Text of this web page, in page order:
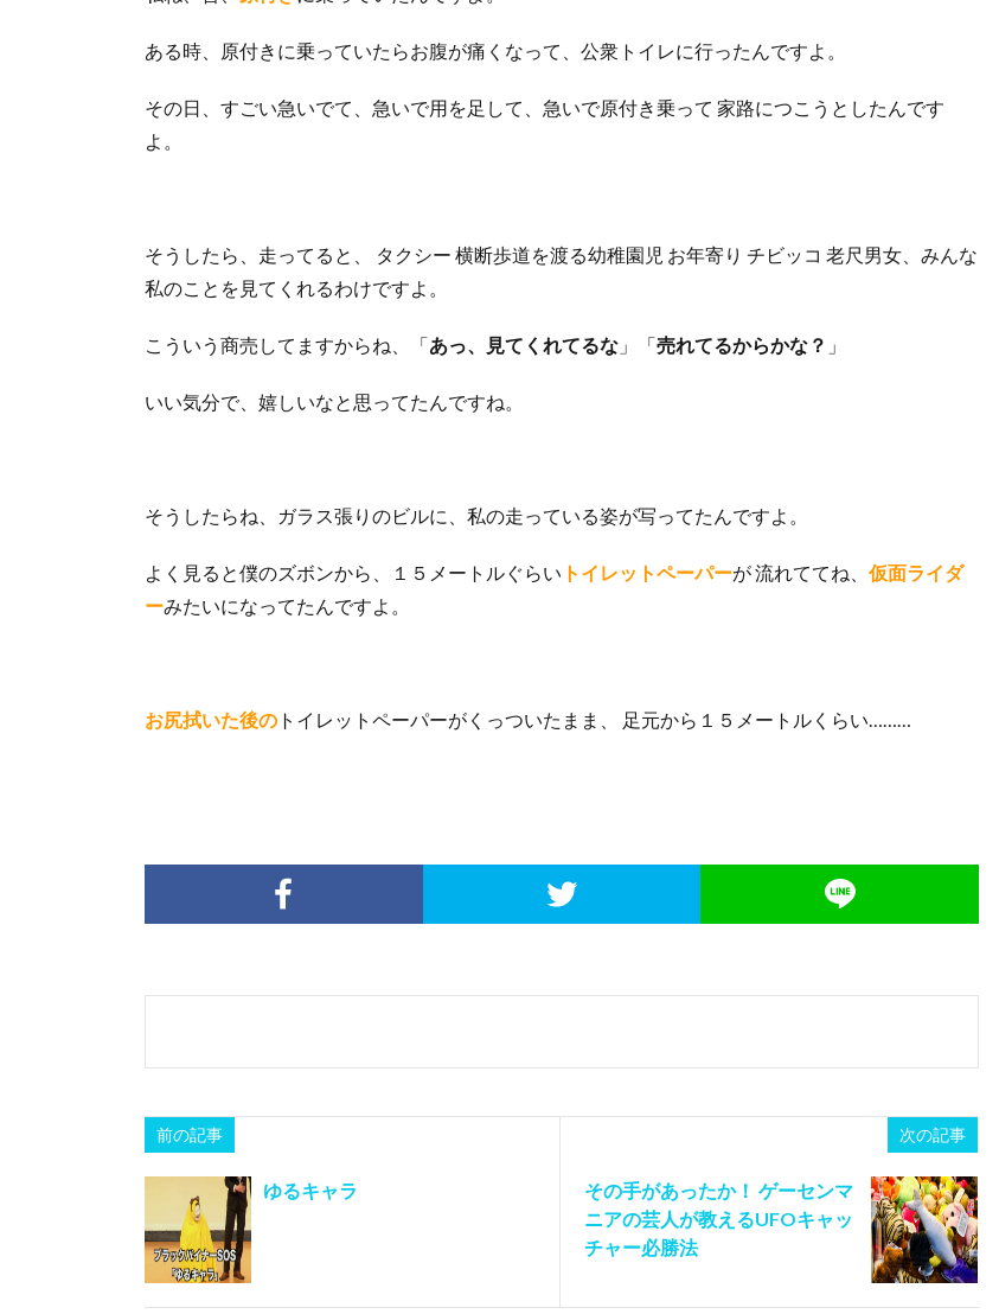
ある時、原付きに乗っていたらお腹が痛くなって、公衆トイレに行ったんですよ。
その日、すごい急いでて、急いで用を足して、急いで原付き乗って 家路につこうとしたんです
よ。
そうしたら、走ってると、 タクシー 横断歩道を渡る幼稚園児 お年寄り チビッコ 老尺男女、みんな
私のことを見てくれるわけですよ。
こういう商売してますからね、「あっ、見てくれてるな 」「売れてるからかな？ 」
いい気分で、嬉しいなと思ってたんですね。
そうしたらね、ガラス張りのビルに、私の走っている姿が写ってたんですよ。
よく見ると僕のズボンから、１５メートルぐらい トイレットペーパーが 流れててね、 仮面ライダ
ーみたいになってたんですよ。
お尻拭いた後の トイレットペーパーがくっついたまま、 足元から１５メートルくらい………
前の記事
ゆるキャラ
次の記事
その手があったか！ ゲーセンマ
ニアの芸人が教えるUFOキャッ
チャー必勝法